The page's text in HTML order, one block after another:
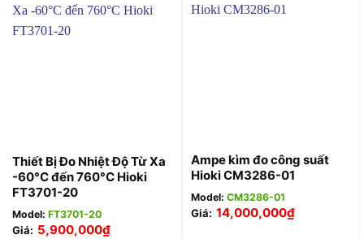
Thiết Bị Đo Nhiệt Độ Từ Xa
-60°C đến 760°C Hioki
FT3701-20
Model: FT3701-20
Giá: 5,900,000₫
Ampe kìm đo công suất
Hioki CM3286-01
Model: CM3286-01
Giá: 14,000,000₫